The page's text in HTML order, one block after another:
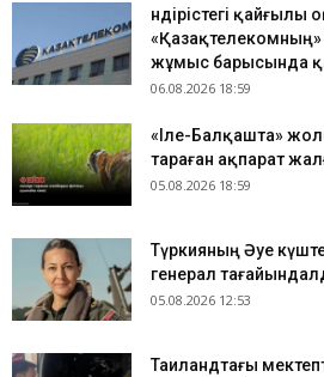
Өндірістегі қайғылы
«Қазақтелекомның»
жұмыс барысында
06.08.2026 18:59
«Іле-Балқашта»
тараған ақпарат
05.08.2026 18:59
Түркияның Әуе
генерал
05.08.2026 12:53
Таиландтағы